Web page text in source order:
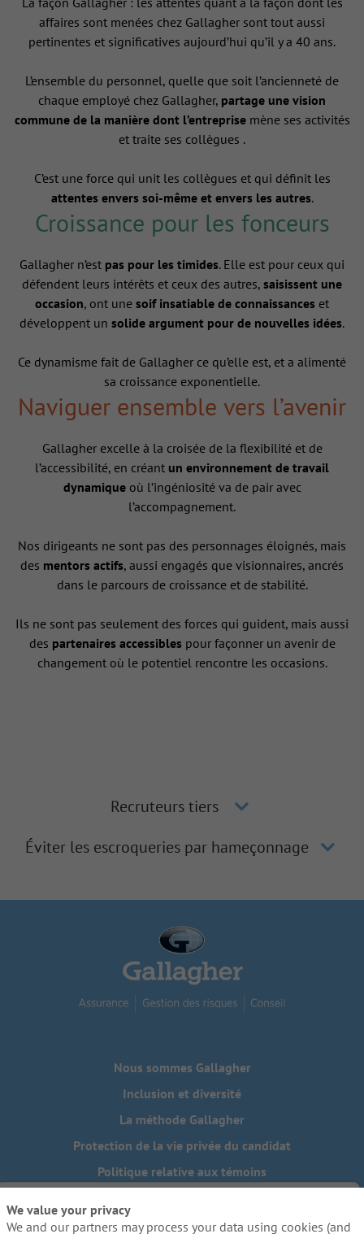
affaires sont menées chez Gallagher sont tout aussi
pertinentes et significatives aujourd’hui qu’il y a 40 ans.
L’ensemble du personnel, quelle que soit l’ancienneté de
chaque employé chez Gallagher, partage une vision
commune de la manière dont l’entreprisemène ses activités
et traite ses collègues .
C’est une force qui unit les collègues et qui définit les
attentes envers soi-même et envers les autres.
Croissance pour les fonceurs
Gallagher n’est pas pour les timides. Elle est pour ceux qui
défendent leurs intérêts et ceux des autres, saisissent une
occasion, ont une soif insatiable de connaissances et
développent un solide argument pour de nouvelles idées.
Ce dynamisme fait de Gallagher ce qu’elle est, et a alimenté
sa croissance exponentielle.
Naviguer ensemble vers l’avenir
Gallagher excelle à la croisée de la flexibilité et de
l’accessibilité, en créant un environnement de travail
dynamique où l’ingéniosité va de pair avec
l’accompagnement.
Nos dirigeants ne sont pas des personnages éloignés, mais
des mentors actifs, aussi engagés que visionnaires, ancrés
dans le parcours de croissance et de stabilité.
Ils ne sont pas seulement des forces qui guident, mais aussi
des partenaires accessiblespour façonner un avenir de
changement où le potentiel rencontre les occasions.
Recruteurs tiers
Éviter les escroqueries par hameçonnage
Nous sommes Gallagher
Inclusion et diversité
La méthode Gallagher
Protection de la vie privée du candidat
Politique relative aux témoins
Besoin de mesures d'adaptation raisonnables pour
We value your privacy
We and our partners may process your data using cookies (and